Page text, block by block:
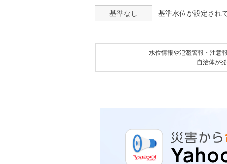
基準なし 基準水位が設定され
水位情報や氾濫警報・注意
自治体が